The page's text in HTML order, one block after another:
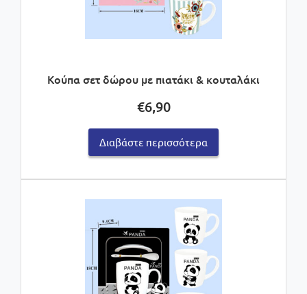
Κούπα σετ δώρου με πιατάκι & κουταλάκι
€6,90
Διαβάστε περισσότερα